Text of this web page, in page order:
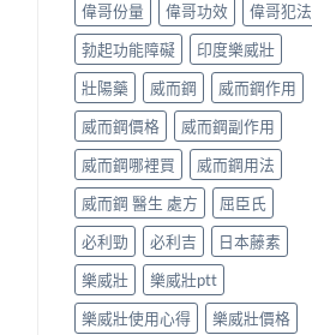
偉哥份量
偉哥功效
偉哥犯法
勃起功能障礙
印度樂威壯
壯陽藥
威而鋼
威而鋼作用
威而鋼價格
威而鋼副作用
威而鋼哪裡買
威而鋼用法
威而鋼 醫生 處方
屈臣氏
必利勁
必利吉
日本藤素
樂威壯
樂威壯ptt
樂威壯使用心得
樂威壯價格